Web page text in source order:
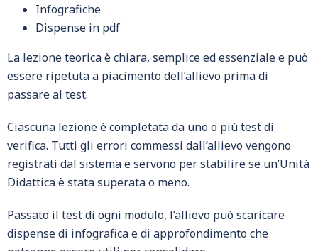
Infografiche
Dispense in pdf
La lezione teorica è chiara, semplice ed essenziale e può
essere ripetuta a piacimento dell’allievo prima di
passare al test.
Ciascuna lezione è completata da uno o più test di
verifica. Tutti gli errori commessi dall’allievo vengono
registrati dal sistema e servono per stabilire se un’Unità
Didattica è stata superata o meno.
Passato il test di ogni modulo, l’allievo può scaricare
dispense di infografica e di approfondimento che